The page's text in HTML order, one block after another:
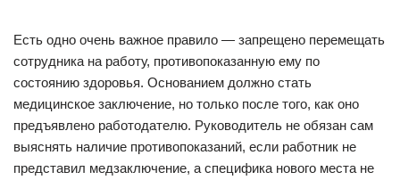
Есть одно очень важное правило — запрещено перемещать
сотрудника на работу, противопоказанную ему по
состоянию здоровья. Основанием должно стать
медицинское заключение, но только после того, как оно
предъявлено работодателю. Руководитель не обязан сам
выяснять наличие противопоказаний, если работник не
представил медзаключение, а специфика нового места не